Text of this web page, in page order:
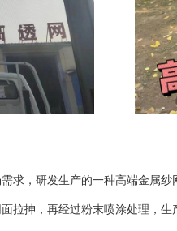
求，研发生产的一种高端金属纱
拉抻，再经过粉末喷涂处理，